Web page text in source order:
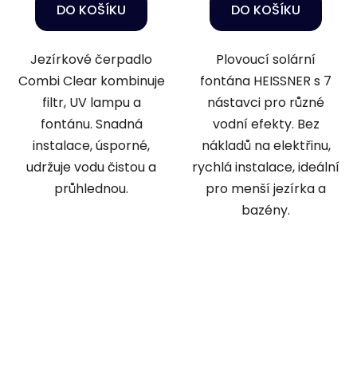
DO KOŠÍKU
Jezírkové čerpadlo
Combi Clear kombinuje
filtr, UV lampu a
fontánu. Snadná
instalace, úsporné,
udržuje vodu čistou a
průhlednou.
DO KOŠÍKU
Plovoucí solární
fontána HEISSNER s 7
nástavci pro různé
vodní efekty. Bez
nákladů na elektřinu,
rychlá instalace, ideální
pro menší jezírka a
bazény.